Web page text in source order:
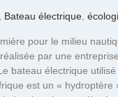
Bateau électrique
pour le milieu
par une
bateau électrique
est un « hydroptère